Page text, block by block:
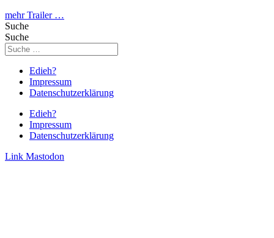
mehr Trailer …
Suche
Suche
Edieh?
Impressum
Datenschutzerklärung
Edieh?
Impressum
Datenschutzerklärung
Link Mastodon